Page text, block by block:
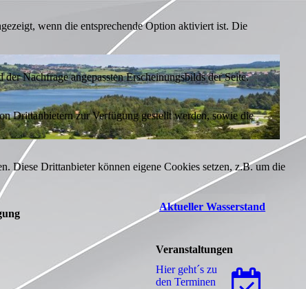
Aktueller Wasserstand
Veranstaltungen
Hier geht´s zu
den Terminen
wenn die entsprechende Option aktiviert ist. Die
Nachfrage angepassten Erscheinungsbilds der Seite.
Drittanbietern zur Verfügung gestellt werden, sowie die
Diese Drittanbieter können eigene Cookies setzen, z.B. um die